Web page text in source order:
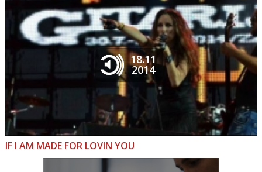
18.11
2014
IF I AM MADE FOR LOVIN YOU